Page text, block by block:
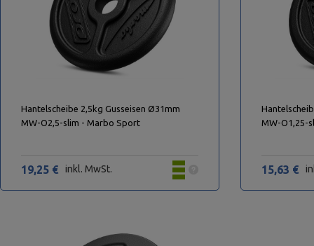
Hantelscheibe 2,5kg Gusseisen Ø31mm
MW-O2,5-slim - Marbo Sport
19,25 € inkl. MwSt.
MW-O1,25-
15,63 €